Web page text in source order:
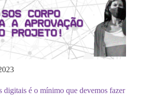
digitais é o mínimo que devemos fazer